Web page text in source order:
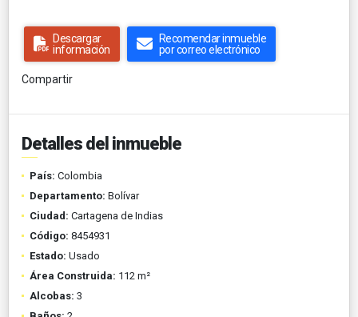
Descargar
información
Recomendar inmueble
por correo electrónico
Compartir
Detalles del inmueble
País: Colombia
Departamento: Bolívar
Ciudad: Cartagena de Indias
Código: 8454931
Estado: Usado
Área Construida: 112 m²
Alcobas: 3